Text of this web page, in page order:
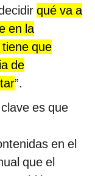
qué va a
en la
que
de
”.
es que
en el
que el